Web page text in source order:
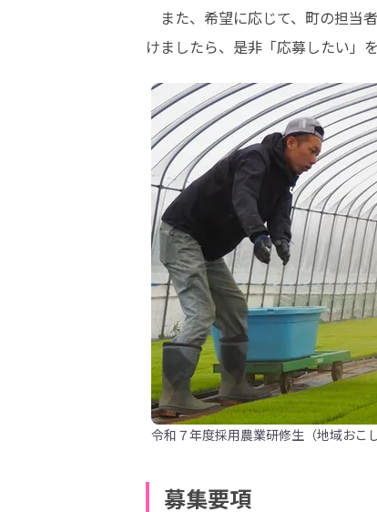
また、希望に応じて、町の担当
けましたら、是非「応募したい」
令和７年度採用農業研修生（地域おこ
募集要項